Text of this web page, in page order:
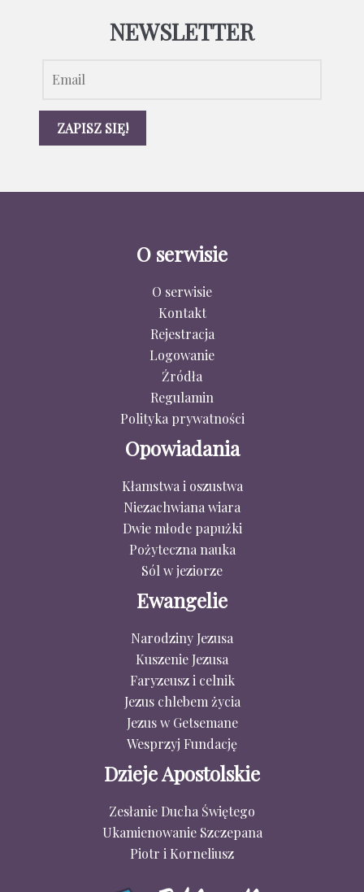
NEWSLETTER
O serwisie
O serwisie
Kontakt
Rejestracja
Logowanie
Źródła
Regulamin
Polityka prywatności
Opowiadania
Kłamstwa i oszustwa
Niezachwiana wiara
Dwie młode papużki
Pożyteczna nauka
Sól w jeziorze
Ewangelie
Narodziny Jezusa
Kuszenie Jezusa
Faryzeusz i celnik
Jezus chlebem życia
Jezus w Getsemane
Wesprzyj Fundację
Dzieje Apostolskie
Zesłanie Ducha Świętego
Ukamienowanie Szczepana
Piotr i Korneliusz